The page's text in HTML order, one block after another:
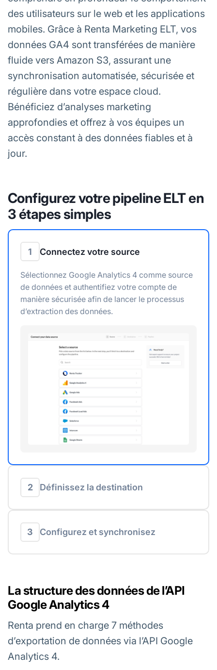
des utilisateurs sur le web et les applications
mobiles. Grâce à Renta Marketing ELT, vos
données GA4 sont transférées de manière
fluide vers Amazon S3, assurant une
synchronisation automatisée, sécurisée et
régulière dans votre espace cloud.
Bénéficiez d’analyses marketing
approfondies et offrez à vos équipes un
accès constant à des données fiables et à
jour.
Configurez votre pipeline ELT en
3 étapes simples
1 Connectez votre source
Sélectionnez Google Analytics 4 comme source
de données et authentifiez votre compte de
manière sécurisée afin de lancer le processus
d’extraction des données.
2 Définissez la destination
3 Configurez et synchronisez
La structure des données de l’API
Google Analytics 4
Renta prend en charge 7 méthodes
d’exportation de données via l’API Google
Analytics 4.